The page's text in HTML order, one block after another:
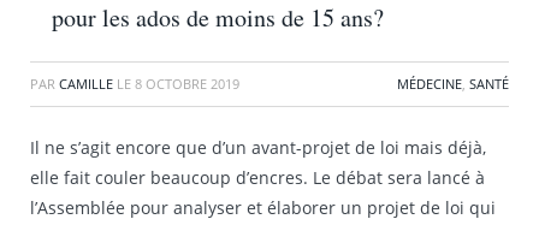
pour les ados de moins de 15 ans?
PAR CAMILLE LE 8 OCTOBRE 2019 MÉDECINE, SANTÉ
Il ne s’agit encore que d’un avant-projet de loi mais déjà,
elle fait couler beaucoup d’encres. Le débat sera lancé à
l’Assemblée pour analyser et élaborer un projet de loi qui